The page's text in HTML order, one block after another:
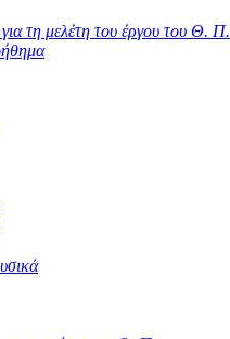
για τη μελέτη του έργου του Θ. Π.